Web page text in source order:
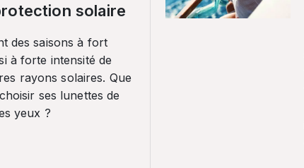
solaire
des saisons à fort
à forte intensité de
rayons solaires. Que
ses lunettes de
yeux ?